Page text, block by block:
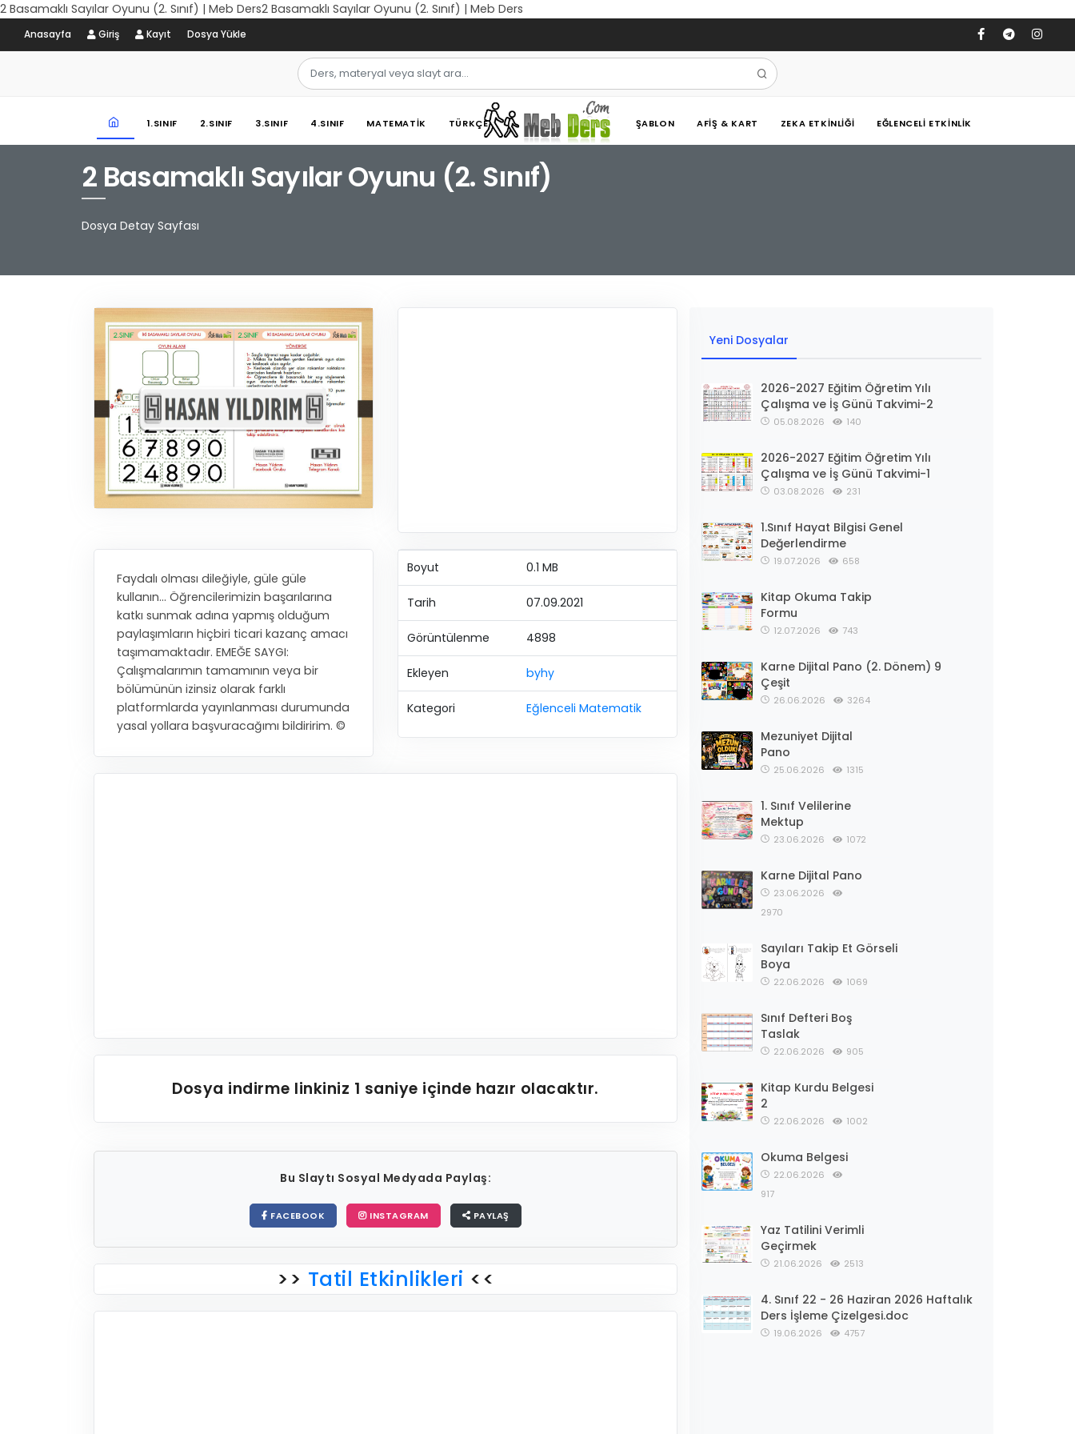
2 Basamaklı Sayılar Oyunu (2. Sınıf) | Meb Ders2 Basamaklı Sayılar Oyunu (2. Sınıf) | Meb Ders
Anasayfa Giriş Kayıt Dosya Yükle
1.SINIF 2.SINIF 3.SINIF 4.SINIF MATEMATIK TÜRKÇE ŞABLON AFIŞ & KART ZEKA ETKINLIĞI EĞLENCELI ETKINLIK
2 Basamaklı Sayılar Oyunu (2. Sınıf)
Dosya Detay Sayfası
Faydalı olması dileğiyle, güle güle
kullanın... Öğrencilerimizin başarılarına
katkı sunmak adına yapmış olduğum
paylaşımların hiçbiri ticari kazanç amacı
taşımamaktadır. EMEĞE SAYGI:
Çalışmalarımın tamamının veya bir
bölümünün izinsiz olarak farklı
platformlarda yayınlanması durumunda
yasal yollara başvuracağımı bildiririm. ©
Boyut 0.1 MB
Tarih 07.09.2021
Görüntülenme 4898
Ekleyen byhy
Kategori Eğlenceli Matematik
Dosya indirme linkiniz 1 saniye içinde hazır olacaktır.
Bu Slaytı Sosyal Medyada Paylaş:
FACEBOOK INSTAGRAM PAYLAŞ
>> Tatil Etkinlikleri <<
Yeni Dosyalar
2026-2027 Eğitim Öğretim Yılı
Çalışma ve İş Günü Takvimi-2
05.08.2026 140
2026-2027 Eğitim Öğretim Yılı
Çalışma ve İş Günü Takvimi-1
03.08.2026 231
1.Sınıf Hayat Bilgisi Genel
Değerlendirme
19.07.2026 658
Kitap Okuma Takip
Formu
12.07.2026 743
Karne Dijital Pano (2. Dönem) 9
Çeşit
26.06.2026 3264
Mezuniyet Dijital
Pano
25.06.2026 1315
1. Sınıf Velilerine
Mektup
23.06.2026 1072
Karne Dijital Pano
23.06.2026
2970
Sayıları Takip Et Görseli
Boya
22.06.2026 1069
Sınıf Defteri Boş
Taslak
22.06.2026 905
Kitap Kurdu Belgesi
2
22.06.2026 1002
Okuma Belgesi
22.06.2026
917
Yaz Tatilini Verimli
Geçirmek
21.06.2026 2513
4. Sınıf 22 - 26 Haziran 2026 Haftalık
Ders İşleme Çizelgesi.doc
19.06.2026 4757